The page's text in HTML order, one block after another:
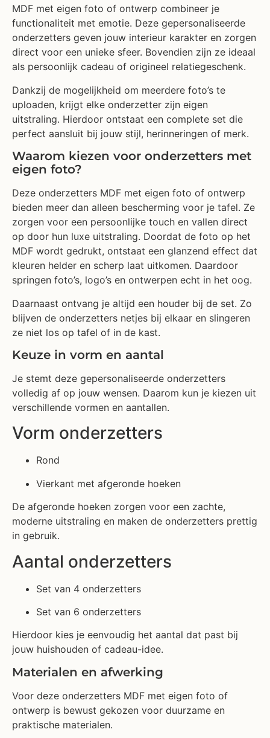
MDF met eigen foto of ontwerp combineer je
functionaliteit met emotie. Deze gepersonaliseerde
onderzetters geven jouw interieur karakter en zorgen
direct voor een unieke sfeer. Bovendien zijn ze ideaal
als persoonlijk cadeau of origineel relatiegeschenk.
Dankzij de mogelijkheid om meerdere foto’s te
uploaden, krijgt elke onderzetter zijn eigen
uitstraling. Hierdoor ontstaat een complete set die
perfect aansluit bij jouw stijl, herinneringen of merk.
Waarom kiezen voor onderzetters met
eigen foto?
Deze onderzetters MDF met eigen foto of ontwerp
bieden meer dan alleen bescherming voor je tafel. Ze
zorgen voor een persoonlijke touch en vallen direct
op door hun luxe uitstraling. Doordat de foto op het
MDF wordt gedrukt, ontstaat een glanzend effect dat
kleuren helder en scherp laat uitkomen. Daardoor
springen foto’s, logo’s en ontwerpen echt in het oog.
Daarnaast ontvang je altijd een houder bij de set. Zo
blijven de onderzetters netjes bij elkaar en slingeren
ze niet los op tafel of in de kast.
Keuze in vorm en aantal
Je stemt deze gepersonaliseerde onderzetters
volledig af op jouw wensen. Daarom kun je kiezen uit
verschillende vormen en aantallen.
Vorm onderzetters
Rond
Vierkant met afgeronde hoeken
De afgeronde hoeken zorgen voor een zachte,
moderne uitstraling en maken de onderzetters prettig
in gebruik.
Aantal onderzetters
Set van 4 onderzetters
Set van 6 onderzetters
Hierdoor kies je eenvoudig het aantal dat past bij
jouw huishouden of cadeau-idee.
Materialen en afwerking
Voor deze onderzetters MDF met eigen foto of
ontwerp is bewust gekozen voor duurzame en
praktische materialen.